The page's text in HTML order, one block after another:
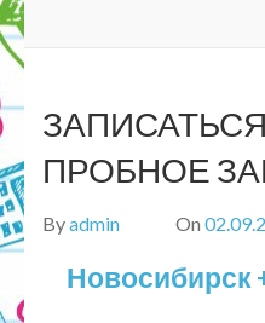
ПРОБНОЕ
Byadmin On
Новосибирск